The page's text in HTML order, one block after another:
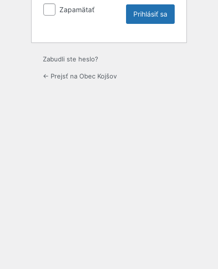
Zapamätať
Zabudli ste heslo?
← Prejsť na Obec Kojšov